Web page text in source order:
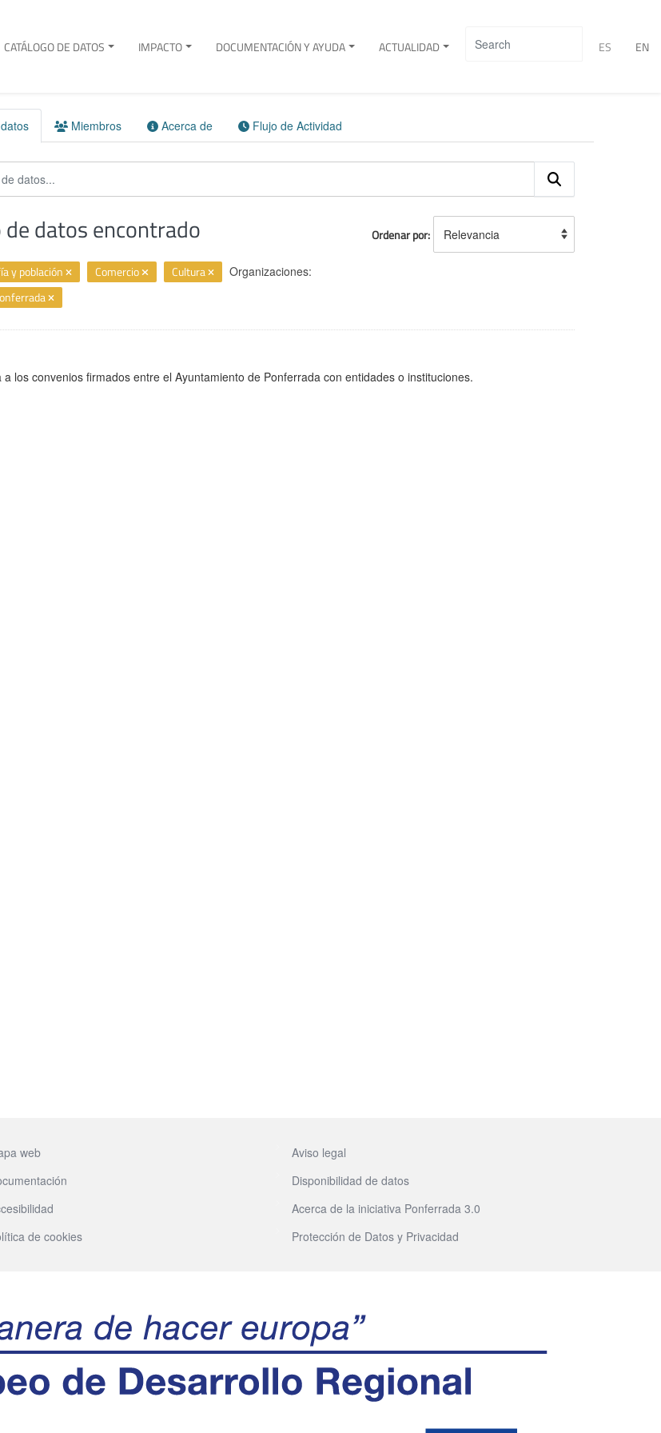
ES EN
CATÁLOGO DE DATOS IMPACTO DOCUMENTACIÓN Y AYUDA ACTUALIDAD
Miembros Acerca de Flujo de Actividad
Ordenar por
datos encontrado
y población Comercio Cultura Organizaciones:
a los convenios firmados entre el Ayuntamiento de Ponferrada con entidades o instituciones.
web
Aviso legal
Disponibilidad de datos
Acerca de la iniciativa Ponferrada 3.0
de cookies Protección de Datos y Privacidad